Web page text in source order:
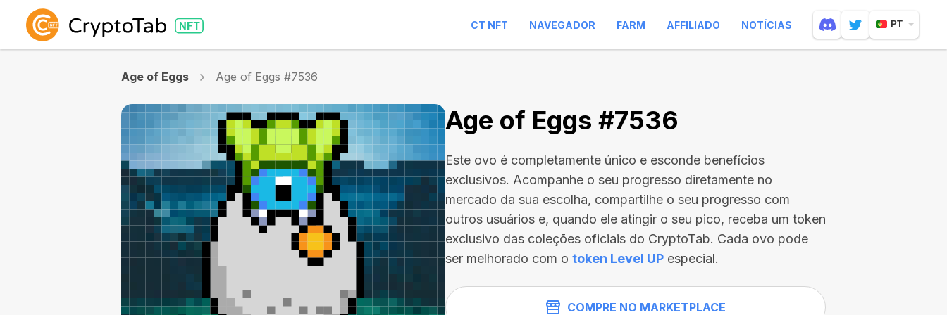
CT NFT NAVEGADOR FARM AFFILIADO NOTÍCIAS PT
Age of Eggs Age of Eggs #7536
Age of Eggs #7536
Este ovo é completamente único e esconde benefícios
exclusivos. Acompanhe o seu progresso diretamente no
mercado da sua escolha, compartilhe o seu progresso com
outros usuários e, quando ele atingir o seu pico, receba um token
exclusivo das coleções oficiais do CryptoTab. Cada ovo pode
ser melhorado com o token Level UP especial.
COMPRE NO MARKETPLACE